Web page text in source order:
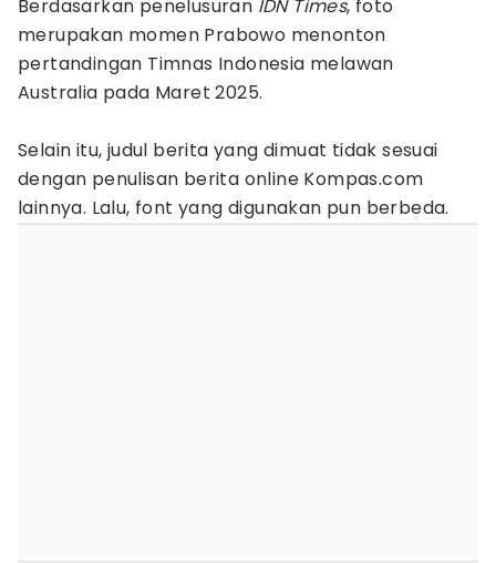
Berdasarkan penelusuran IDN Times, foto
merupakan momen Prabowo menonton
pertandingan Timnas Indonesia melawan
Australia pada Maret 2025.
Selain itu, judul berita yang dimuat tidak sesuai
dengan penulisan berita online Kompas.com
lainnya. Lalu, font yang digunakan pun berbeda.